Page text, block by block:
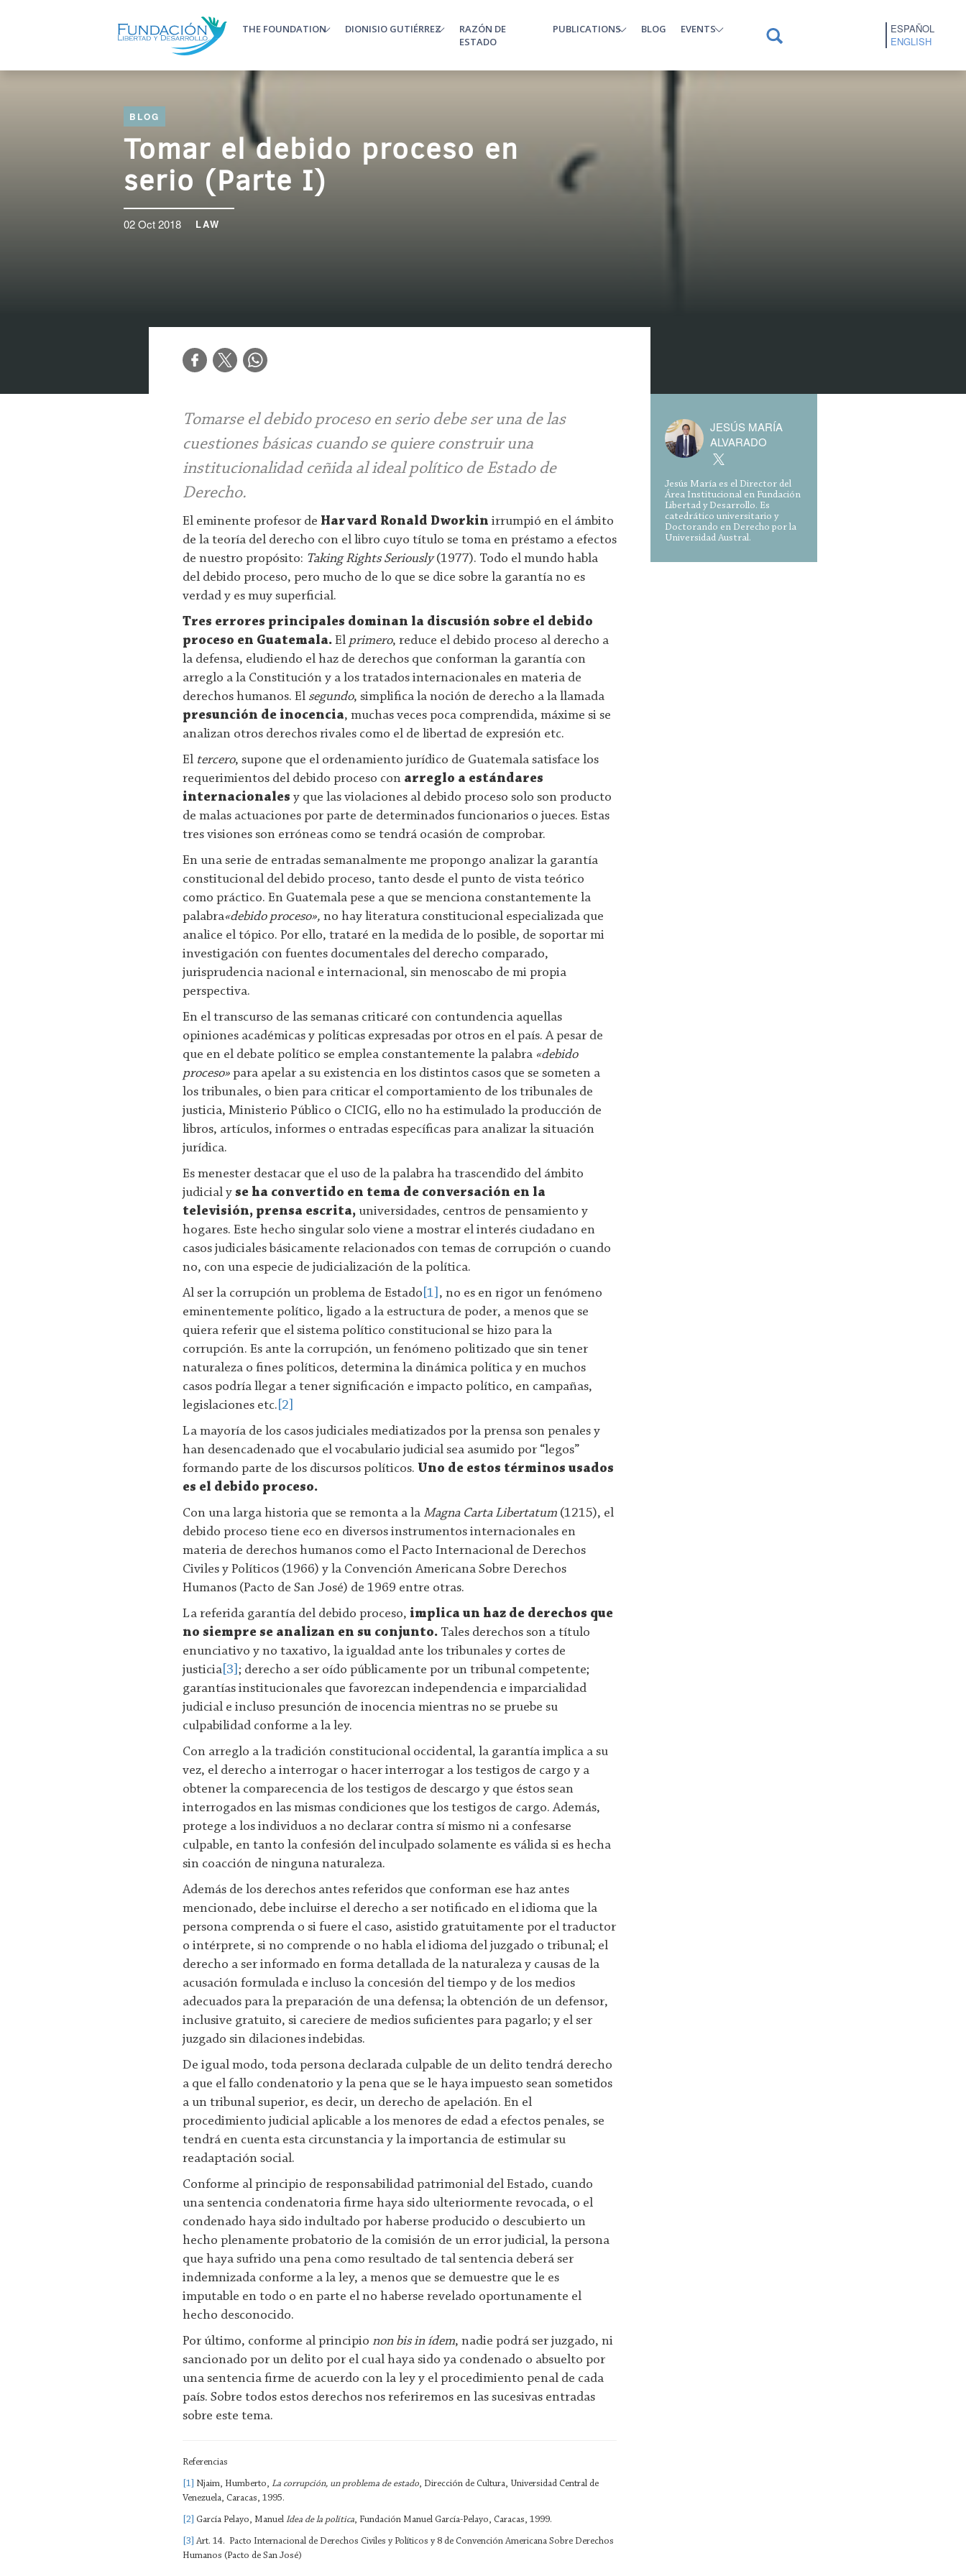
THE FOUNDATION DIONISIO GUTIÉRREZ
RAZÓN DE
ESTADO
PUBLICATIONS BLOG EVENTS
ESPAÑOL
ENGLISH
BLOG
Tomar el debido proceso en
serio (Parte I)
02 Oct 2018 LAW
Tomarse el debido proceso en serio debe ser una de las
cuestiones básicas cuando se quiere construir una
institucionalidad ceñida al ideal político de Estado de
Derecho.
El eminente profesor de Harvard Ronald Dworkin irrumpió en el ámbito
de la teoría del derecho con el libro cuyo título se toma en préstamo a efectos
de nuestro propósito: Taking Rights Seriously(1977). Todo el mundo habla
del debido proceso, pero mucho de lo que se dice sobre la garantía no es
verdad y es muy superficial.
Tres errores principales dominan la discusión sobre el debido
proceso en Guatemala.El primero, reduce el debido proceso al derecho a
la defensa, eludiendo el haz de derechos que conforman la garantía con
arreglo a la Constitución y a los tratados internacionales en materia de
derechos humanos. El segundo, simplifica la noción de derecho a la llamada
presunción de inocencia, muchas veces poca comprendida, máxime si se
analizan otros derechos rivales como el de libertad de expresión etc.
El tercero, supone que el ordenamiento jurídico de Guatemala satisface los
requerimientos del debido proceso con arreglo a estándares
internacionales y que las violaciones al debido proceso solo son producto
de malas actuaciones por parte de determinados funcionarios o jueces. Estas
tres visiones son erróneas como se tendrá ocasión de comprobar.
En una serie de entradas semanalmente me propongo analizar la garantía
constitucional del debido proceso, tanto desde el punto de vista teórico
como práctico. En Guatemala pese a que se menciona constantemente la
palabra«debido proceso», no hay literatura constitucional especializada que
analice el tópico. Por ello, trataré en la medida de lo posible, de soportar mi
investigación con fuentes documentales del derecho comparado,
jurisprudencia nacional e internacional, sin menoscabo de mi propia
perspectiva.
En el transcurso de las semanas criticaré con contundencia aquellas
opiniones académicas y políticas expresadas por otros en el país. A pesar de
que en el debate político se emplea constantemente la palabra «debido
proceso»para apelar a su existencia en los distintos casos que se someten a
los tribunales, o bien para criticar el comportamiento de los tribunales de
justicia, Ministerio Público o CICIG, ello no ha estimulado la producción de
libros, artículos, informes o entradas específicas para analizar la situación
jurídica.
Es menester destacar que el uso de la palabra ha trascendido del ámbito
judicial yse ha convertido en tema de conversación en la
televisión, prensa escrita,universidades, centros de pensamiento y
hogares. Este hecho singular solo viene a mostrar el interés ciudadano en
casos judiciales básicamente relacionados con temas de corrupción o cuando
no, con una especie de judicialización de la política.
Al ser la corrupción un problema de Estado [1] , no es en rigor un fenómeno
eminentemente político, ligado a la estructura de poder, a menos que se
quiera referir que el sistema político constitucional se hizo para la
corrupción. Es ante la corrupción, un fenómeno politizado que sin tener
naturaleza o fines políticos, determina la dinámica política y en muchos
casos podría llegar a tener significación e impacto político, en campañas,
legislaciones etc. [2]
La mayoría de los casos judiciales mediatizados por la prensa son penales y
han desencadenado que el vocabulario judicial sea asumido por “legos”
formando parte de los discursos políticos. Uno de estos términos usados
es el debido proceso.
Con una larga historia que se remonta a la Magna Carta Libertatum(1215), el
debido proceso tiene eco en diversos instrumentos internacionales en
materia de derechos humanos como el Pacto Internacional de Derechos
Civiles y Políticos (1966) y la Convención Americana Sobre Derechos
Humanos (Pacto de San José) de 1969 entre otras.
La referida garantía del debido proceso, implica un haz de derechos que
no siempre se analizan en su conjunto.Tales derechos son a título
enunciativo y no taxativo, la igualdad ante los tribunales y cortes de
justicia[3] ; derecho a ser oído públicamente por un tribunal competente;
garantías institucionales que favorezcan independencia e imparcialidad
judicial e incluso presunción de inocencia mientras no se pruebe su
culpabilidad conforme a la ley.
Con arreglo a la tradición constitucional occidental, la garantía implica a su
vez, el derecho a interrogar o hacer interrogar a los testigos de cargo y a
obtener la comparecencia de los testigos de descargo y que éstos sean
interrogados en las mismas condiciones que los testigos de cargo. Además,
protege a los individuos a no declarar contra sí mismo ni a confesarse
culpable, en tanto la confesión del inculpado solamente es válida si es hecha
sin coacción de ninguna naturaleza.
Además de los derechos antes referidos que conforman ese haz antes
mencionado, debe incluirse el derecho a ser notificado en el idioma que la
persona comprenda o si fuere el caso, asistido gratuitamente por el traductor
o intérprete, si no comprende o no habla el idioma del juzgado o tribunal; el
derecho a ser informado en forma detallada de la naturaleza y causas de la
acusación formulada e incluso la concesión del tiempo y de los medios
adecuados para la preparación de una defensa; la obtención de un defensor,
inclusive gratuito, si careciere de medios suficientes para pagarlo; y el ser
juzgado sin dilaciones indebidas.
De igual modo, toda persona declarada culpable de un delito tendrá derecho
a que el fallo condenatorio y la pena que se le haya impuesto sean sometidos
a un tribunal superior, es decir, un derecho de apelación. En el
procedimiento judicial aplicable a los menores de edad a efectos penales, se
tendrá en cuenta esta circunstancia y la importancia de estimular su
readaptación social.
Conforme al principio de responsabilidad patrimonial del Estado, cuando
una sentencia condenatoria firme haya sido ulteriormente revocada, o el
condenado haya sido indultado por haberse producido o descubierto un
hecho plenamente probatorio de la comisión de un error judicial, la persona
que haya sufrido una pena como resultado de tal sentencia deberá ser
indemnizada conforme a la ley, a menos que se demuestre que le es
imputable en todo o en parte el no haberse revelado oportunamente el
hecho desconocido.
Por último, conforme al principio non bis in ídem, nadie podrá ser juzgado, ni
sancionado por un delito por el cual haya sido ya condenado o absuelto por
una sentencia firme de acuerdo con la ley y el procedimiento penal de cada
país. Sobre todos estos derechos nos referiremos en las sucesivas entradas
sobre este tema.
Referencias
[1] Njaim, Humberto, La corrupción, un problema de estado, Dirección de Cultura, Universidad Central de
Venezuela, Caracas, 1995.
[2] García Pelayo, Manuel Idea de la política, Fundación Manuel García-Pelayo, Caracas, 1999.
[3] Art. 14. Pacto Internacional de Derechos Civiles y Políticos y 8 de Convención Americana Sobre Derechos
Humanos (Pacto de San José)
JESÚS MARÍA
ALVARADO
Jesús María es el Director del
Área Institucional en Fundación
Libertad y Desarrollo. Es
catedrático universitario y
Doctorando en Derecho por la
Universidad Austral.